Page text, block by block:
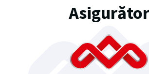
Asigurător